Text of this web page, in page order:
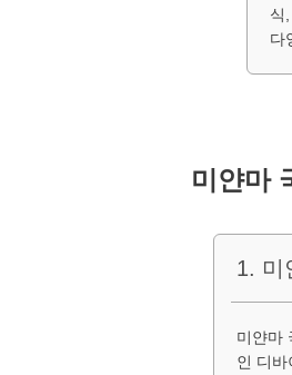
식
다
미얀마
1. 미
미얀마
인 디바